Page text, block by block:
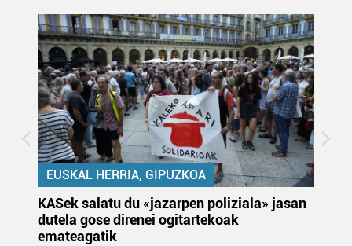
EUSKAL HERRIA, GIPUZKOA
KASek salatu du «jazarpen poliziala» jasan
dutela gose direnei ogitartekoak
emateagatik